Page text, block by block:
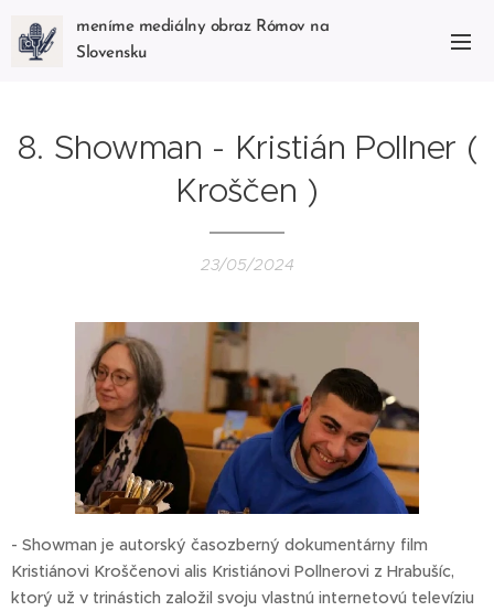
meníme mediálny obraz Rómov na
Slovensku
8. Showman - Kristián Pollner (
Kroščen )
23/05/2024
- Showman je autorský časozberný dokumentárny film
Kristiánovi Kroščenovi alis Kristiánovi Pollnerovi z Hrabušíc,
ktorý už v trinástich založil svoju vlastnú internetovú televíziu